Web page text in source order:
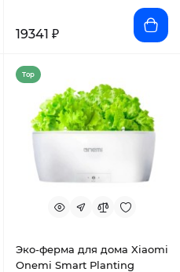
19341 ₽
Top
Эко-ферма для дома Xiaomi
Onemi Smart Planting